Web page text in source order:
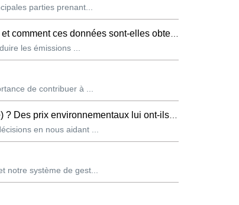
parties prenant...
ces données sont-elles obtenues ?
les émissions ...
de contribuer à ...
lui ont-ils été décernés ?
en nous aidant ...
notre système de gest...